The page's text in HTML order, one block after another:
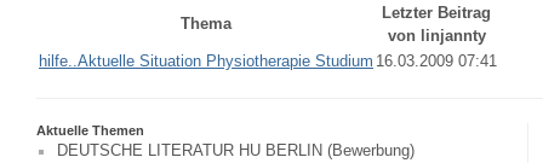
Thema
Letzter Beitrag
von linjannty
hilfe..Aktuelle Situation Physiotherapie Studium 16.03.2009 07:41
Aktuelle Themen
DEUTSCHE LITERATUR HU BERLIN (Bewerbung)